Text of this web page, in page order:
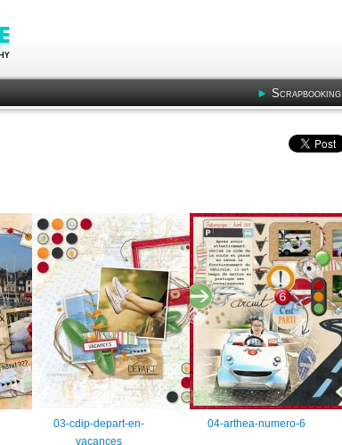
Scrapbooking
03-cdip-depart-en-
vacances
04-arthea-numero-6